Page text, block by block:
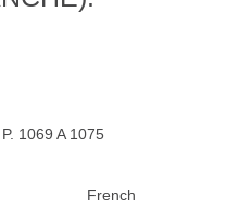
1069 A 1075
French